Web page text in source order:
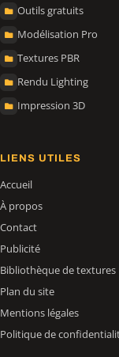
Outils gratuits
Modélisation Pro
Textures PBR
Rendu Lighting
Impression 3D
LIENS UTILES
Accueil
À propos
Contact
Publicité
Bibliothèque de textures
Plan du site
Mentions légales
Politique de